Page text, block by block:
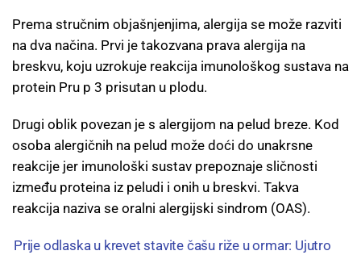
Prema stručnim objašnjenjima, alergija se može razviti
na dva načina. Prvi je takozvana prava alergija na
breskvu, koju uzrokuje reakcija imunološkog sustava na
protein Pru p 3 prisutan u plodu.
Drugi oblik povezan je s alergijom na pelud breze. Kod
osoba alergičnih na pelud može doći do unakrsne
reakcije jer imunološki sustav prepoznaje sličnosti
između proteina iz peludi i onih u breskvi. Takva
reakcija naziva se oralni alergijski sindrom (OAS).
Prije odlaska u krevet stavite čašu riže u ormar: Ujutro